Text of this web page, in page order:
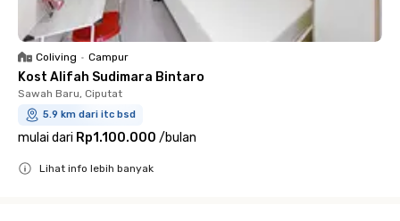
Coliving • Campur
Kost Alifah Sudimara Bintaro
Sawah Baru, Ciputat
5.9 km dari itc bsd
mulai dari Rp1.100.000 /bulan
Lihat info lebih banyak